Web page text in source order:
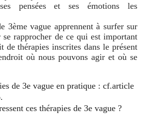
pensées et ses émotions les
3ème vague apprennent à surfer sur
se rapprocher de ce qui est important
de thérapies inscrites dans le présent
où nous pouvons agir et où se
de 3e vague en pratique : cf.article
ces thérapies de 3e vague ?